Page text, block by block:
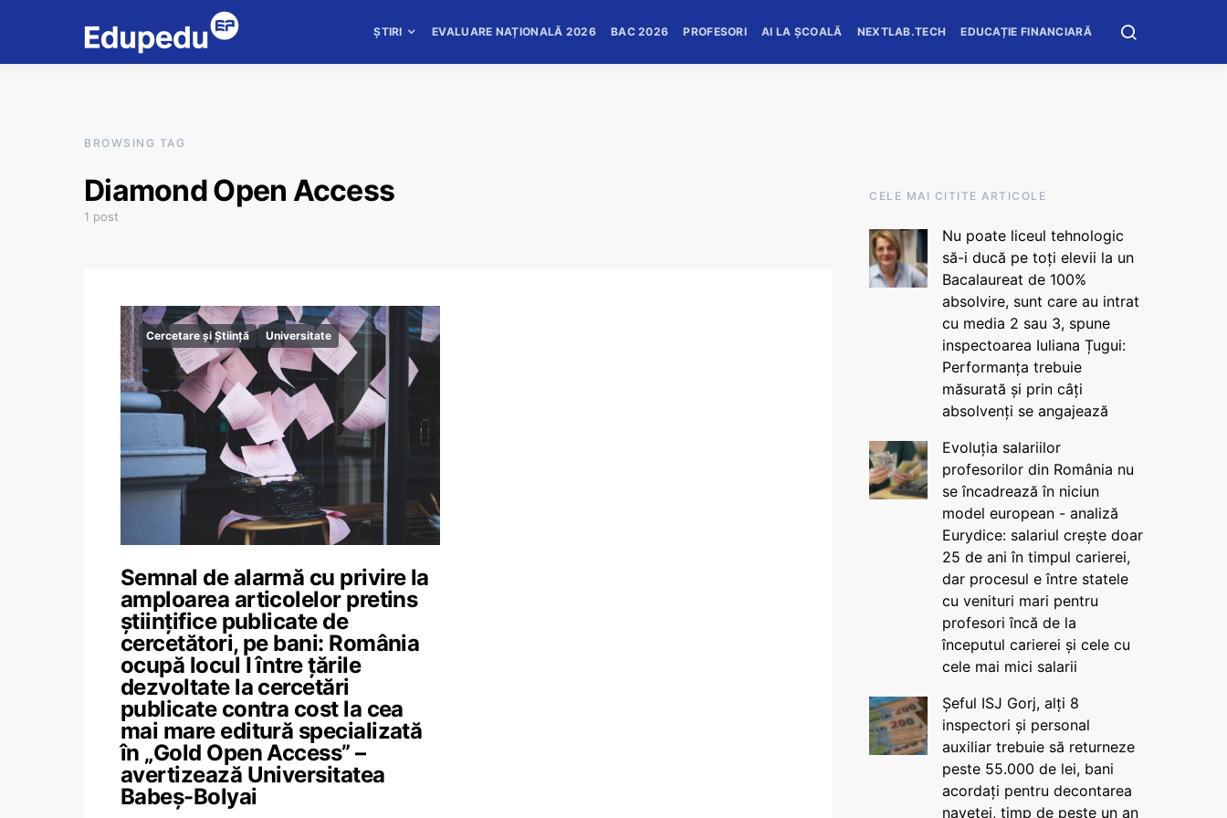
ȘTIRI EVALUARE NAȚIONALĂ 2026 BAC 2026 PROFESORI AI LA ȘCOALĂ NEXTLAB.TECH EDUCAȚIE FINANCIARĂ
BROWSING TAG
Diamond Open Access
1 post
Cercetare și Știință Universitate
Semnal de alarmă cu privire la
amploarea articolelor pretins
științifice publicate de
cercetători, pe bani: România
ocupă locul I între țările
dezvoltate la cercetări
publicate contra cost la cea
mai mare editură specializată
în „Gold Open Access” –
avertizează Universitatea
Babeș-Bolyai
CELE MAI CITITE ARTICOLE
Nu poate liceul tehnologic
să-i ducă pe toți elevii la un
Bacalaureat de 100%
absolvire, sunt care au intrat
cu media 2 sau 3, spune
inspectoarea Iuliana Țugui:
Performanța trebuie
măsurată și prin câți
absolvenți se angajează
Evoluția salariilor
profesorilor din România nu
se încadrează în niciun
model european - analiză
Eurydice: salariul crește doar
25 de ani în timpul carierei,
dar procesul e între statele
cu venituri mari pentru
profesori încă de la
începutul carierei și cele cu
cele mai mici salarii
Șeful ISJ Gorj, alți 8
inspectori și personal
auxiliar trebuie să returneze
peste 55.000 de lei, bani
acordați pentru decontarea
navetei, timp de peste un an